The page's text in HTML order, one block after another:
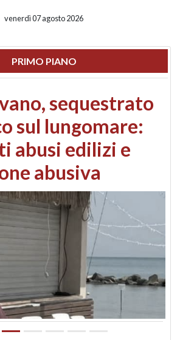
venerdì 07 agosto 2026
PRIMO PIANO
sequestrato
sul lungomare:
abusi edilizi e
abusiva